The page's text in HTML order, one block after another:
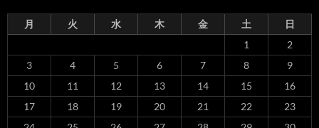
月 火 水 木 金 土
日
1
2
3
4 5 6 7 8
9
10
11 12 13 14 15
16
17
18 19 20 21 22
23